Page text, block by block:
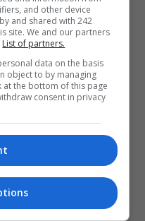
and other device
and shared with 242
site. We and our partners
List of partners.
data on the basis
object to by managing
the bottom of this page
consent in privacy